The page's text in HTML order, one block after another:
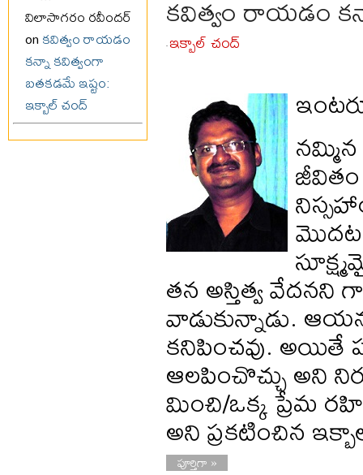
విలాసాగరం రవీందర్
onకవిత్వం రాయడం
కన్నా కవిత్వంగా
బతకడమే ఇష్టం:
ఇక్బాల్ చంద్
కవిత్వం రాయడం
-ఇక్బాల్ చంద్
మొదట
తన అస్తిత్వ వేదనని
వాడుకున్నాడు.
కనిపించవు. అయితే
ఆలపించొచ్చు అని
మించి/ఒక్క ప్రేమ
అని ప్రకటించిన
పూర్తిగా »